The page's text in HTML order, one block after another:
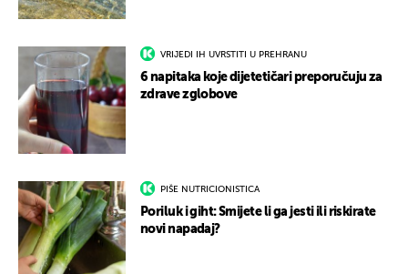
VRIJEDI IH UVRSTITI U PREHRANU
6 napitaka koje dijetetičari preporučuju za
zdrave zglobove
PIŠE NUTRICIONISTICA
Poriluk i giht: Smijete li ga jesti ili riskirate
novi napadaj?